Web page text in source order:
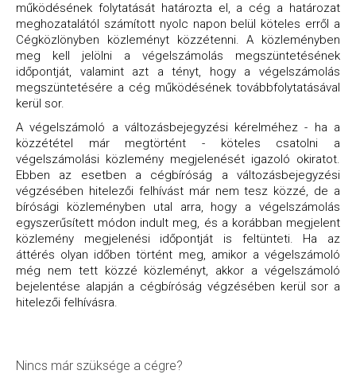
működésének folytatását határozta el, a cég a határozat
meghozatalától számított nyolc napon belül köteles erről a
Cégközlönyben közleményt közzétenni. A közleményben
meg kell jelölni a végelszámolás megszüntetésének
időpontját, valamint azt a tényt, hogy a végelszámolás
megszüntetésére a cég működésének továbbfolytatásával
kerül sor.
A végelszámoló a változásbejegyzési kérelméhez - ha a
közzététel már megtörtént - köteles csatolni a
végelszámolási közlemény megjelenését igazoló okiratot.
Ebben az esetben a cégbíróság a változásbejegyzési
végzésében hitelezői felhívást már nem tesz közzé, de a
bírósági közleményben utal arra, hogy a végelszámolás
egyszerűsített módon indult meg, és a korábban megjelent
közlemény megjelenési időpontját is feltünteti. Ha az
áttérés olyan időben történt meg, amikor a végelszámoló
még nem tett közzé közleményt, akkor a végelszámoló
bejelentése alapján a cégbíróság végzésében kerül sor a
hitelezői felhívásra.
Nincs már szüksége a cégre?